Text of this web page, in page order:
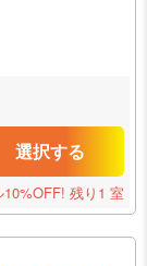
選択する
残り1 室